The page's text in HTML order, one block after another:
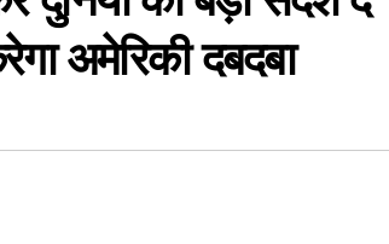
अमेरिकी दबदबा